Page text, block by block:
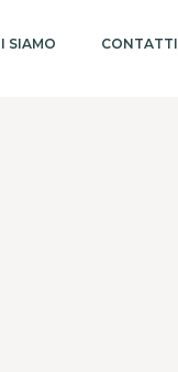
SIAMO CONTATTI